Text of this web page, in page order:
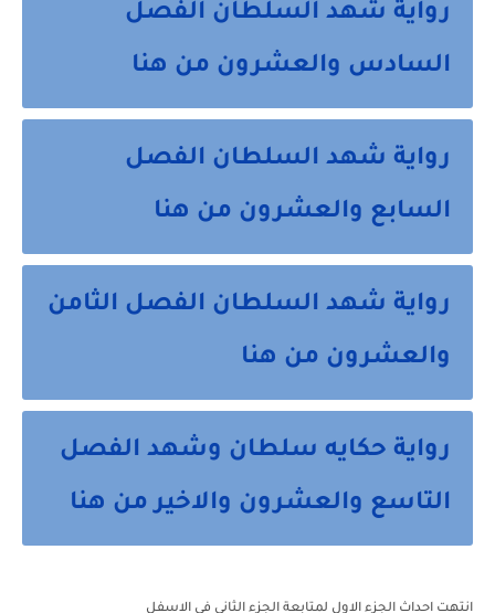
رواية شهد السلطان الفصل
السادس والعشرون من هنا
رواية شهد السلطان الفصل
السابع والعشرون من هنا
رواية شهد السلطان الفصل الثامن
والعشرون من هنا
رواية حكايه سلطان وشهد الفصل
التاسع والعشرون والاخير من هنا
انتهت احداث الجزء الاول لمتابعة الجزء الثاني في الاسفل